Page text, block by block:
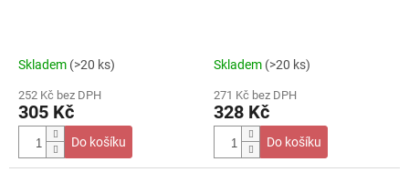
Skladem (>20 ks)
252 Kč bez DPH
305 Kč
Do košíku
Skladem (>20 ks)
271 Kč bez DPH
328 Kč
Do košíku